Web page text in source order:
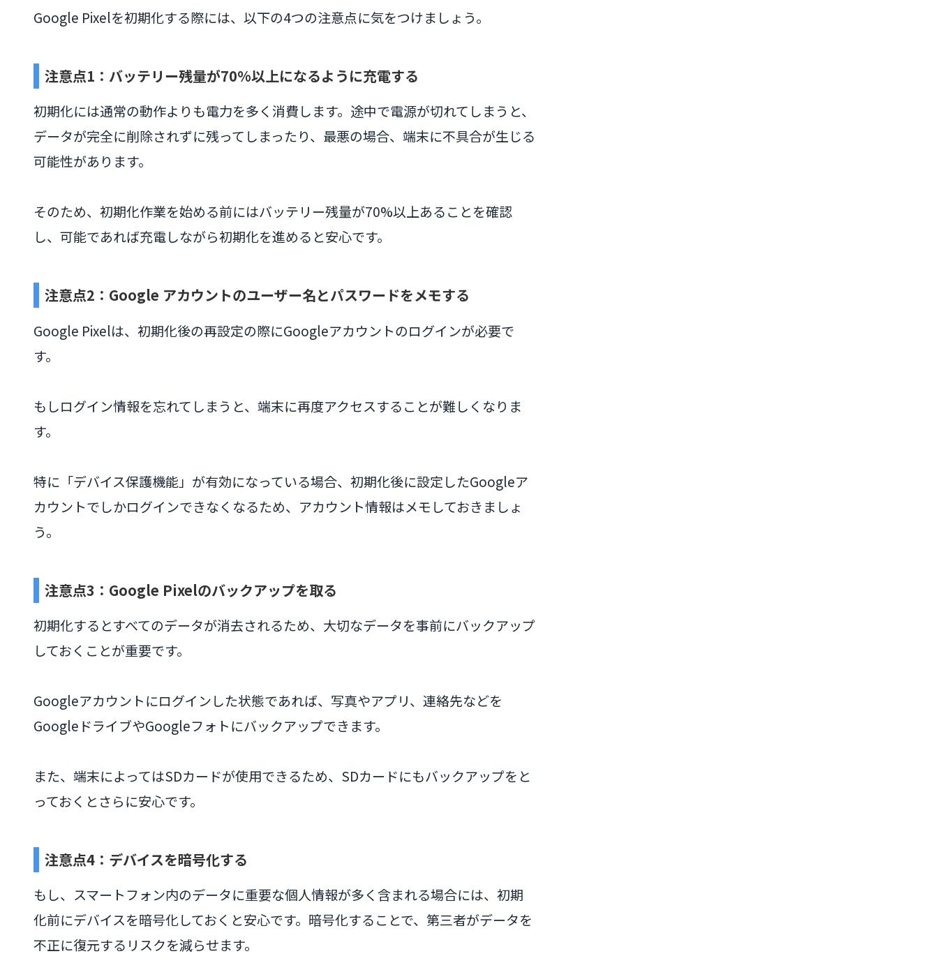
Google Pixelを初期化する際には、以下の4つの注意点に気をつけましょう。
注意点1：バッテリー残量が70%以上になるように充電する
初期化には通常の動作よりも電力を多く消費します。途中で電源が切れてしまうと、
データが完全に削除されずに残ってしまったり、最悪の場合、端末に不具合が生じる
可能性があります。
そのため、初期化作業を始める前にはバッテリー残量が70%以上あることを確認
し、可能であれば充電しながら初期化を進めると安心です。
注意点2：Google アカウントのユーザー名とパスワードをメモする
Google Pixelは、初期化後の再設定の際にGoogleアカウントのログインが必要で
す。
もしログイン情報を忘れてしまうと、端末に再度アクセスすることが難しくなりま
す。
特に「デバイス保護機能」が有効になっている場合、初期化後に設定したGoogleア
カウントでしかログインできなくなるため、アカウント情報はメモしておきましょ
う。
注意点3：Google Pixelのバックアップを取る
初期化するとすべてのデータが消去されるため、大切なデータを事前にバックアップ
しておくことが重要です。
Googleアカウントにログインした状態であれば、写真やアプリ、連絡先などを
GoogleドライブやGoogleフォトにバックアップできます。
また、端末によってはSDカードが使用できるため、SDカードにもバックアップをと
っておくとさらに安心です。
注意点4：デバイスを暗号化する
もし、スマートフォン内のデータに重要な個人情報が多く含まれる場合には、初期
化前にデバイスを暗号化しておくと安心です。暗号化することで、第三者がデータを
不正に復元するリスクを減らせます。